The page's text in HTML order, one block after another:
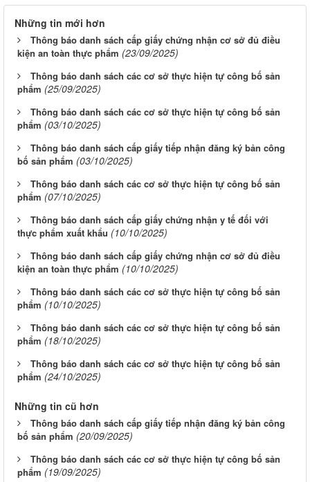
Những tin mới hơn
Thông báo danh sách cấp giấy chứng nhận cơ sở đủ điều
kiện an toàn thực phẩm (23/09/2025)
Thông báo danh sách các cơ sở thực hiện tự công bố sản
phẩm (25/09/2025)
Thông báo danh sách các cơ sở thực hiện tự công bố sản
phẩm (03/10/2025)
Thông báo danh sách cấp giấy tiếp nhận đăng ký bản công
bố sản phẩm (03/10/2025)
Thông báo danh sách các cơ sở thực hiện tự công bố sản
phẩm (07/10/2025)
Thông báo danh sách cấp giấy chứng nhận y tế đối với
thực phẩm xuất khẩu (10/10/2025)
Thông báo danh sách cấp giấy chứng nhận cơ sở đủ điều
kiện an toàn thực phẩm (10/10/2025)
Thông báo danh sách các cơ sở thực hiện tự công bố sản
phẩm (10/10/2025)
Thông báo danh sách các cơ sở thực hiện tự công bố sản
phẩm (18/10/2025)
Thông báo danh sách các cơ sở thực hiện tự công bố sản
phẩm (24/10/2025)
Những tin cũ hơn
Thông báo danh sách cấp giấy tiếp nhận đăng ký bản công
bố sản phẩm (20/09/2025)
Thông báo danh sách các cơ sở thực hiện tự công bố sản
phẩm (19/09/2025)